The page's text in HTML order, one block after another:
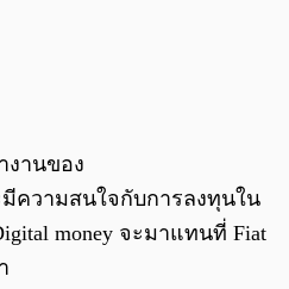
งานของ
มีความสนใจกับการลงทุนใน
money จะมาแทนที่ Fiat